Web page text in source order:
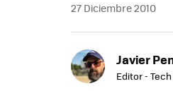
27 Diciembre 2010
Javier
Editor - Tech